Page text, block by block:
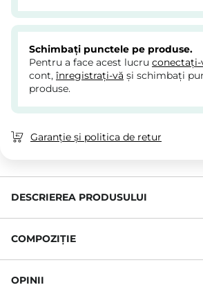
Schimbați punctele pe produse.
Pentru a face acest lucru conectați-
cont, înregistrați-vă și schimbați
produse.
Garanție și politica de retur
DESCRIEREA PRODUSULUI
COMPOZIŢIE
OPINII